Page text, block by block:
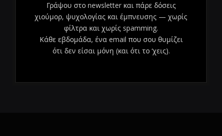
Γράψου στο newsletter και πάρε δόσεις
χιούμορ, ψυχολογίας και έμπνευσης — χωρίς
φίλτρα και χωρίς spamming.
Κάθε εβδομάδα, ένα email που σου θυμίζει
ότι δεν είσαι μόνη (και ότι το ‘χεις).